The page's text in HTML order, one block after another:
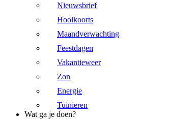
Nieuwsbrief
Hooikoorts
Maandverwachting
Feestdagen
Vakantieweer
Zon
Energie
Tuinieren
Wat ga je doen?